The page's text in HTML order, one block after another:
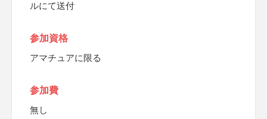
ルにて送付
参加資格
アマチュアに限る
参加費
無し